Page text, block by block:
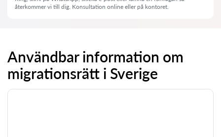
återkommer vi till dig. Konsultation online eller på kontoret.
Användbar information om
migrationsrätt i Sverige